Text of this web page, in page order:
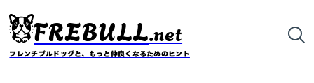
FREBULL.net
フレンチブルドッグと、もっと仲良くなるためのヒント